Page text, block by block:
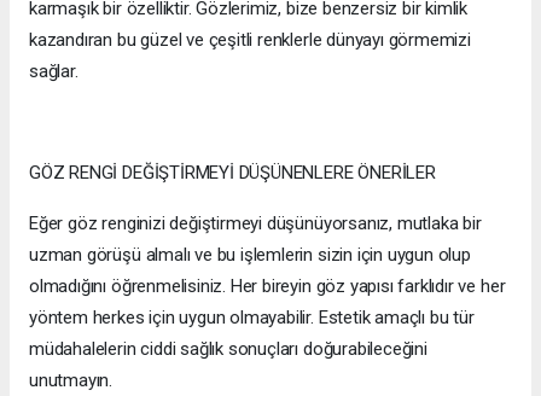
karmaşık bir özelliktir. Gözlerimiz, bize benzersiz bir kimlik
kazandıran bu güzel ve çeşitli renklerle dünyayı görmemizi
sağlar.
GÖZ RENGİ DEĞİŞTİRMEYİ DÜŞÜNENLERE ÖNERİLER
Eğer göz renginizi değiştirmeyi düşünüyorsanız, mutlaka bir
uzman görüşü almalı ve bu işlemlerin sizin için uygun olup
olmadığını öğrenmelisiniz. Her bireyin göz yapısı farklıdır ve her
yöntem herkes için uygun olmayabilir. Estetik amaçlı bu tür
müdahalelerin ciddi sağlık sonuçları doğurabileceğini
unutmayın.